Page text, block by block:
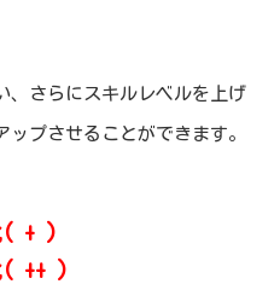
、さらにスキルレベルを上げ
プさせることができます。
( + )
( ++ )